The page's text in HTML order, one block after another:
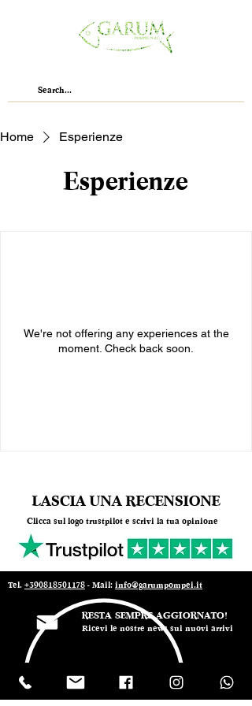
Home Esperienze
Esperienze
We're not offering any experiences at the
moment. Check back soon.
LASCIA UNA RECENSIONE
Clicca sul logo trustpilot e scrivi la tua opinione
Tel. +390818501178 - Mail: info@garumpompei.it
RESTA SEMPRE AGGIORNATO!
Ricevi le nostre news sui nuovi arrivi